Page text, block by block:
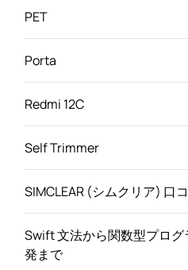
PET
Porta
Redmi 12C
Self Trimmer
SIMCLEAR (シムクリア) 口
Swift 文法から関数型プロ
発まで